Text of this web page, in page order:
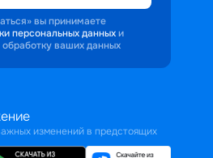
вы принимаете
персональных данных и
ваших данных
изменений в предстоящих